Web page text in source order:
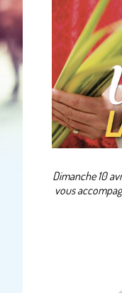
Dimanche 10
vous